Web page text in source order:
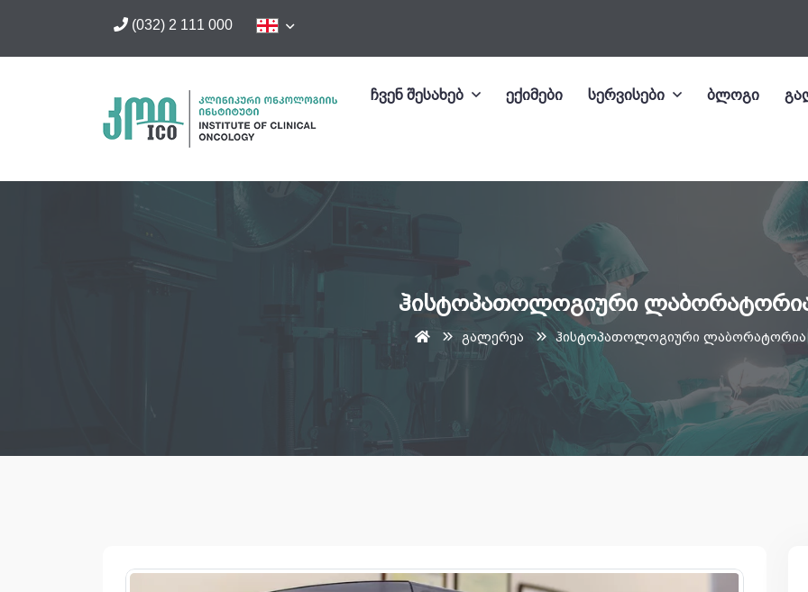
(032) 2 111 000
ჩვენ შესახებ ექიმები სერვისები ბლოგი
ჰისტოპათოლოგიური
გალერეა ჰისტოპათოლოგიური ლაბორატორია